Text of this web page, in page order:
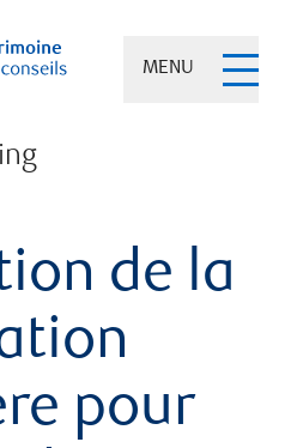
MENU
de la
pour